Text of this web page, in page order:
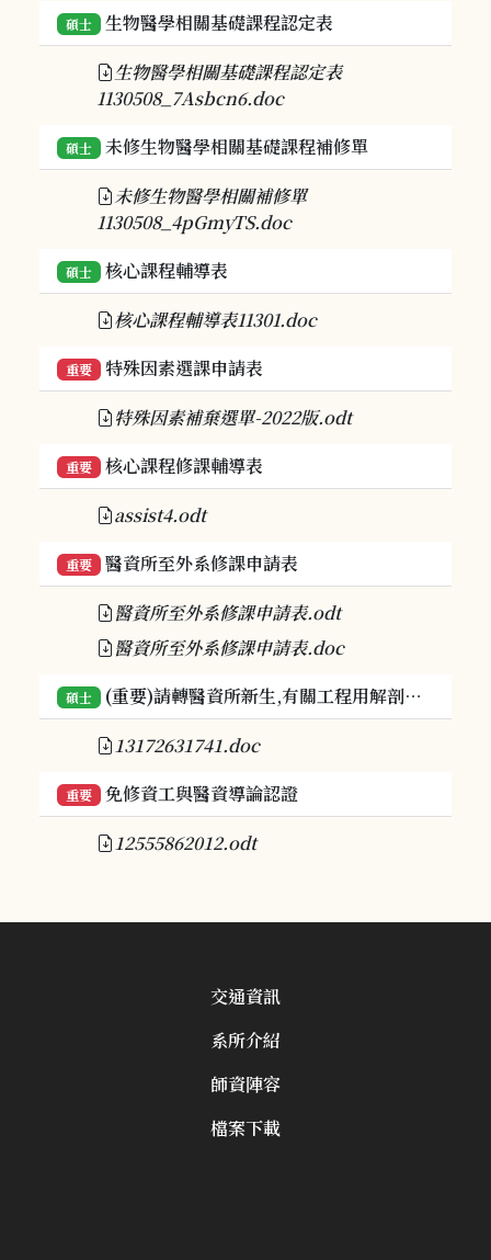
碩士
生物醫學相關基礎課程認定表
生物醫學相關基礎課程認定表
1130508_7Asbcn6.doc
碩士
未修生物醫學相關基礎課程補修單
未修生物醫學相關補修單
1130508_4pGmyTS.doc
碩士
核心課程輔導表
核心課程輔導表11301.doc
重要
特殊因素選課申請表
特殊因素補棄選單-2022版.odt
重要
核心課程修課輔導表
assist4.odt
重要
醫資所至外系修課申請表
醫資所至外系修課申請表.odt
醫資所至外系修課申請表.doc
碩士
(重要)請轉醫資所新生,有關工程用解剖生理學
13172631741.doc
重要
免修資工與醫資導論認證
12555862012.odt
交通資訊
系所介紹
師資陣容
檔案下載